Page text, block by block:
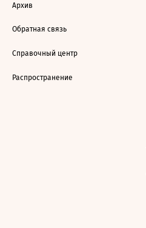
Архив
Обратная связь
Справочный центр
Распространение